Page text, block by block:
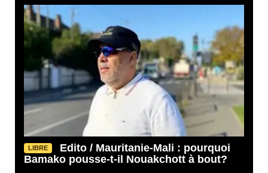
LIBRE
Edito / Mauritanie-Mali : pourquoi
Bamako pousse-t-il Nouakchott à bout?